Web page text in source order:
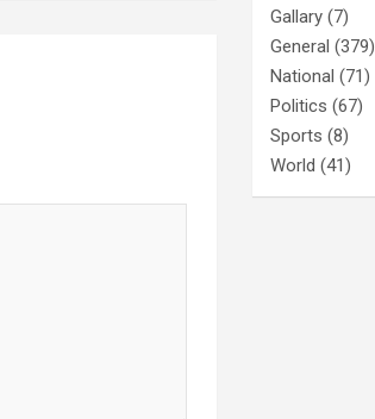
Gallary (7)
General (379)
National (71)
Politics (67)
Sports (8)
World (41)